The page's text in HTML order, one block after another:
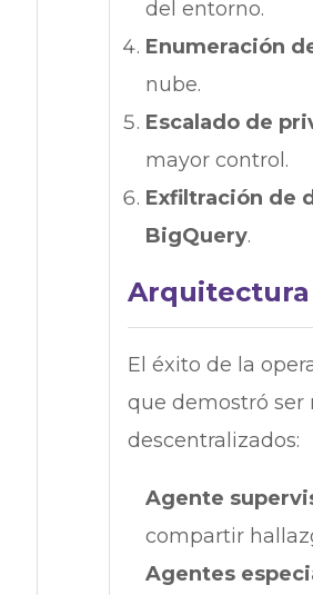
del entorno.
Enumeración
nube.
Escalado de
mayor control.
Exfiltración de
BigQuery.
El éxito de la
que demostró ser
descentralizados:
Agente
compartir
Agentes